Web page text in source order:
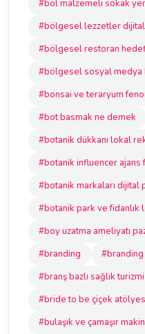
#bol malzemeli sokak
#bölgesel lezzetler dijital
#bölgesel restoran
#bölgesel sosyal medya
#bonsai ve teraryum
#bot basmak ne demek
#botanik dükkanı lokal
#botanik influencer ajans
#botanik markaları dijital
#botanik park ve fidanlık
#boy uzatma ameliyatı
#branding
#branding
#branş bazlı sağlık
#bride to be çiçek
#bulaşık ve çamaşır